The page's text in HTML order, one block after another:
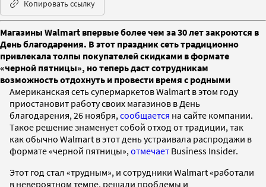
Копировать ссылку
Магазины Walmart впервые более чем за 30 лет закроются в
День благодарения. В этот праздник сеть традиционно
привлекала толпы покупателей скидками в формате
«черной пятницы», но теперь даст сотрудникам
возможность отдохнуть и провести время с родными
Американская сеть супермаркетов Walmart в этом году
приостановит работу своих магазинов в День
благодарения, 26 ноября, сообщается на сайте компании.
Такое решение знаменует собой отход от традиции, так
как обычно Walmart в этот день устраивала распродажи в
формате «черной пятницы», отмечает Business Insider.
Этот год стал «трудным», и сотрудники Walmart «работали
в невероятном темпе, решали проблемы и